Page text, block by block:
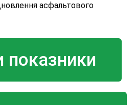
асфальтового
показники